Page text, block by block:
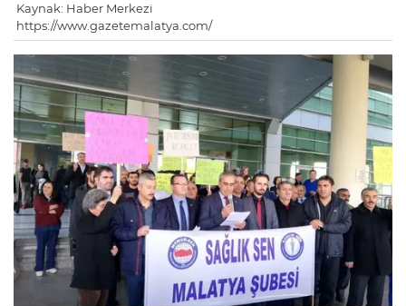
Kaynak: Haber Merkezi
https://www.gazetemalatya.com/